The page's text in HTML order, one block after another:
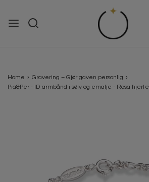
Home › Gravering – Gjør gaven personlig ›
Pia&Per - ID-armbånd i sølv og emalje - Rosa hjerte